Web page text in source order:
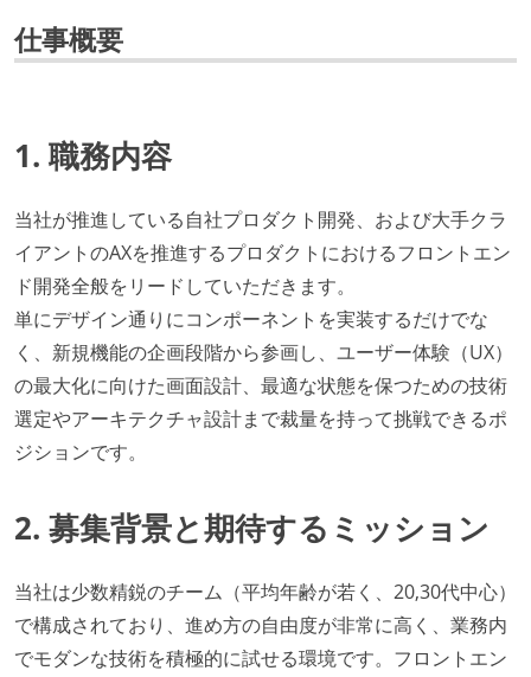
仕事概要
1. 職務内容
当社が推進している自社プロダクト開発、および大手クラ
イアントのAXを推進するプロダクトにおけるフロントエン
ド開発全般をリードしていただきます。
単にデザイン通りにコンポーネントを実装するだけでな
く、新規機能の企画段階から参画し、ユーザー体験（UX）
の最大化に向けた画面設計、最適な状態を保つための技術
選定やアーキテクチャ設計まで裁量を持って挑戦できるポ
ジションです。
2. 募集背景と期待するミッション
当社は少数精鋭のチーム（平均年齢が若く、20,30代中心）
で構成されており、進め方の自由度が非常に高く、業務内
でモダンな技術を積極的に試せる環境です。フロントエン